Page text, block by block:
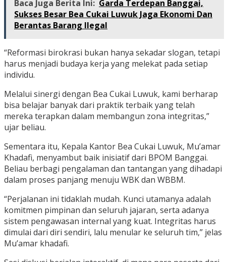
Baca Juga Berita Ini: Garda Terdepan Banggai,
Sukses Besar Bea Cukai Luwuk Jaga Ekonomi Dan
Berantas Barang Ilegal
“Reformasi birokrasi bukan hanya sekadar slogan, tetapi
harus menjadi budaya kerja yang melekat pada setiap
individu.
Melalui sinergi dengan Bea Cukai Luwuk, kami berharap
bisa belajar banyak dari praktik terbaik yang telah
mereka terapkan dalam membangun zona integritas,”
ujar beliau.
Sementara itu, Kepala Kantor Bea Cukai Luwuk, Mu’amar
Khadafi, menyambut baik inisiatif dari BPOM Banggai.
Beliau berbagi pengalaman dan tantangan yang dihadapi
dalam proses panjang menuju WBK dan WBBM.
“Perjalanan ini tidaklah mudah. Kunci utamanya adalah
komitmen pimpinan dan seluruh jajaran, serta adanya
sistem pengawasan internal yang kuat. Integritas harus
dimulai dari diri sendiri, lalu menular ke seluruh tim,” jelas
Mu’amar khadafi.